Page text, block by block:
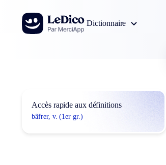
Aller au contenu
Dictionnaire
Accès rapide aux définitions
bâfrer, v. (1er gr.)